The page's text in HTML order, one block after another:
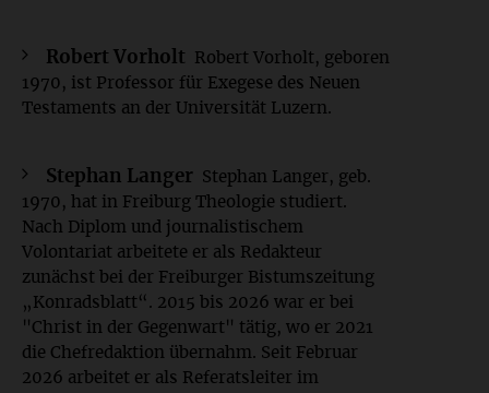
Robert Vorholt
Robert Vorholt, geboren
1970, ist Professor für Exegese des Neuen
Testaments an der Universität Luzern.
Stephan Langer
Stephan Langer, geb.
1970, hat in Freiburg Theologie studiert.
Nach Diplom und journalistischem
Volontariat arbeitete er als Redakteur
zunächst bei der Freiburger Bistumszeitung
„Konradsblatt“. 2015 bis 2026 war er bei
"Christ in der Gegenwart" tätig, wo er 2021
die Chefredaktion übernahm. Seit Februar
2026 arbeitet er als Referatsleiter im